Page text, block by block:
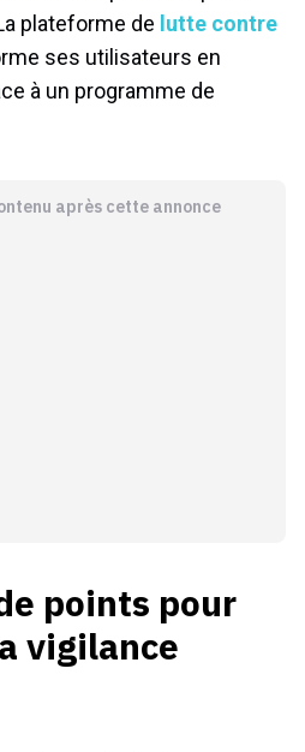
plateforme de lutte contre
ses utilisateurs en
à un programme de
après cette annonce
points pour
vigilance